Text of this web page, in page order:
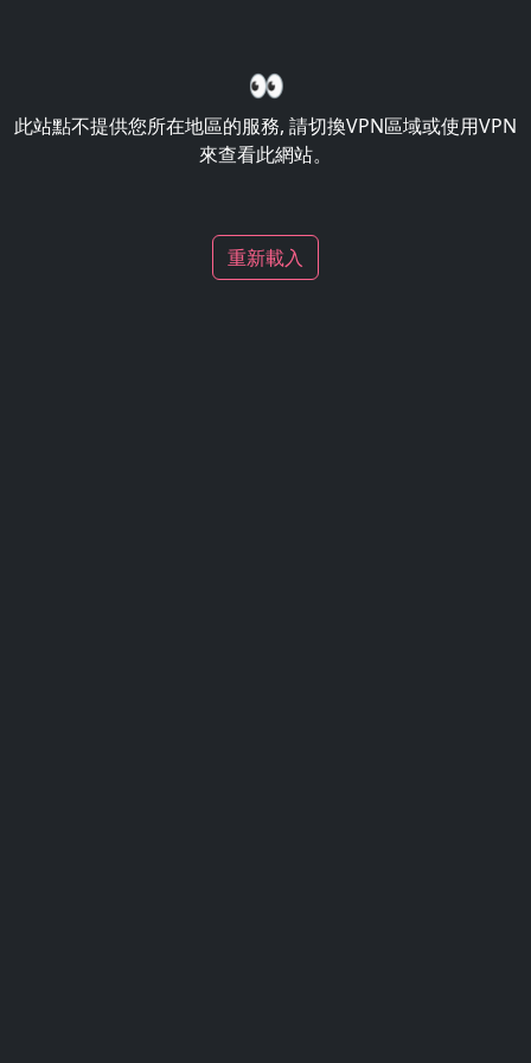
👀
此站點不提供您所在地區的服務, 請切換VPN區域或使用VPN
來查看此網站。
重新載入